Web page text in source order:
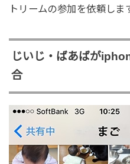
トリームの参加を依頼しま
じいじ・ばあばが
合